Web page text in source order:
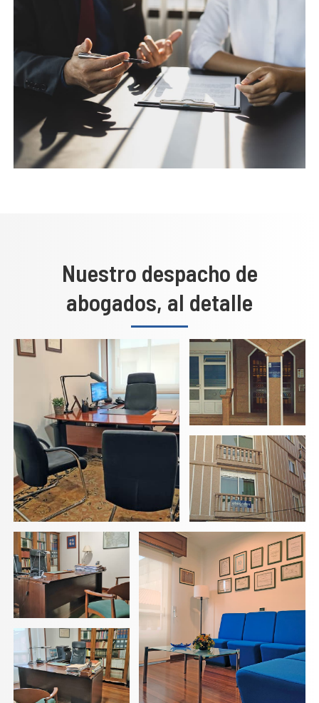
humana que en ARS Abogados intentamos ofrecer en
cada asunto cuya solución se le encomienda.
Nuestro despacho de
abogados, al detalle